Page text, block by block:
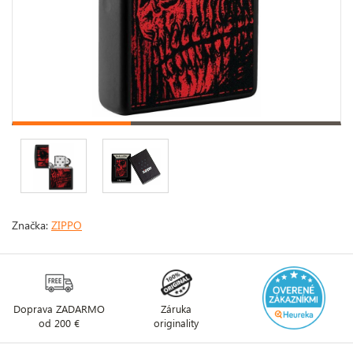
Značka: ZIPPO
Doprava ZADARMO
od 200 €
Záruka
originality